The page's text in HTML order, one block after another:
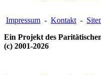
Impressum - Kontakt -
Ein Projekt des
(c) 2001-2026